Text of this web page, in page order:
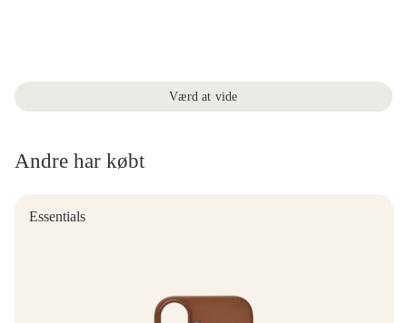
Værd at vide
Andre har købt
Essentials